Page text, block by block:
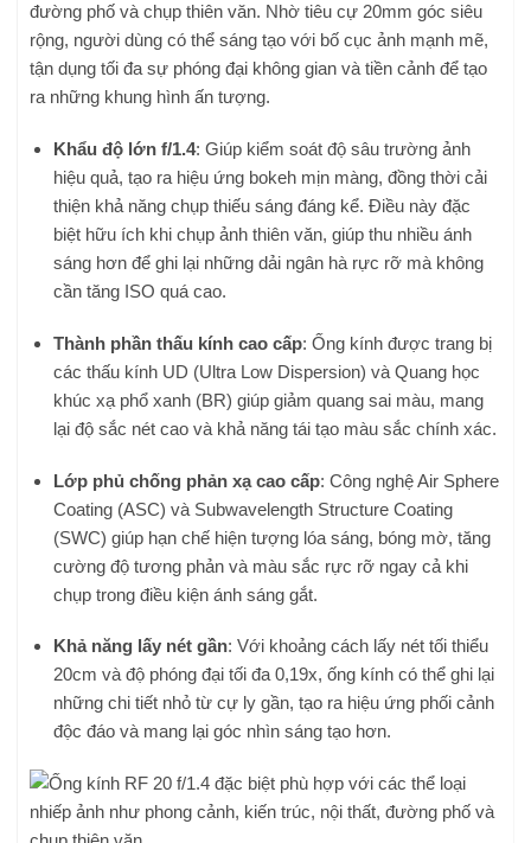
đường phố và chụp thiên văn. Nhờ tiêu cự 20mm góc siêu
rộng, người dùng có thể sáng tạo với bố cục ảnh mạnh mẽ,
tận dụng tối đa sự phóng đại không gian và tiền cảnh để tạo
ra những khung hình ấn tượng.
Khẩu độ lớn f/1.4: Giúp kiểm soát độ sâu trường ảnh
hiệu quả, tạo ra hiệu ứng bokeh mịn màng, đồng thời cải
thiện khả năng chụp thiếu sáng đáng kể. Điều này đặc
biệt hữu ích khi chụp ảnh thiên văn, giúp thu nhiều ánh
sáng hơn để ghi lại những dải ngân hà rực rỡ mà không
cần tăng ISO quá cao.
Thành phần thấu kính cao cấp: Ống kính được trang bị
các thấu kính UD (Ultra Low Dispersion) và Quang học
khúc xạ phổ xanh (BR) giúp giảm quang sai màu, mang
lại độ sắc nét cao và khả năng tái tạo màu sắc chính xác.
Lớp phủ chống phản xạ cao cấp: Công nghệ Air Sphere
Coating (ASC) và Subwavelength Structure Coating
(SWC) giúp hạn chế hiện tượng lóa sáng, bóng mờ, tăng
cường độ tương phản và màu sắc rực rỡ ngay cả khi
chụp trong điều kiện ánh sáng gắt.
Khả năng lấy nét gần: Với khoảng cách lấy nét tối thiểu
20cm và độ phóng đại tối đa 0,19x, ống kính có thể ghi lại
những chi tiết nhỏ từ cự ly gần, tạo ra hiệu ứng phối cảnh
độc đáo và mang lại góc nhìn sáng tạo hơn.